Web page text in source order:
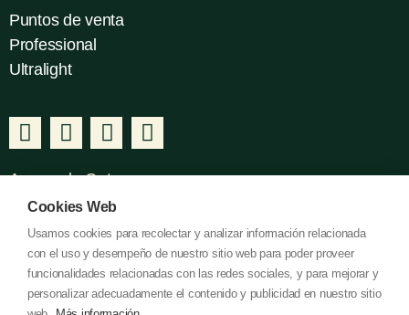
Puntos de venta
Professional
Ultralight
Acerca de Gatusos
Contacto
I+D+I
Cookies Web
Usamos cookies para recolectar y analizar información relacionada
con el uso y desempeño de nuestro sitio web para poder proveer
funcionalidades relacionadas con las redes sociales, y para mejorar y
personalizar adecuadamente el contenido y publicidad en nuestro sitio